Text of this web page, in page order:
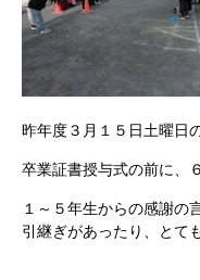
昨年度３月１５日土曜日
卒業証書授与式の前に、
１～５年生からの感謝の
引継ぎがあったり、とて